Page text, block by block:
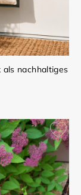
nachhaltiges